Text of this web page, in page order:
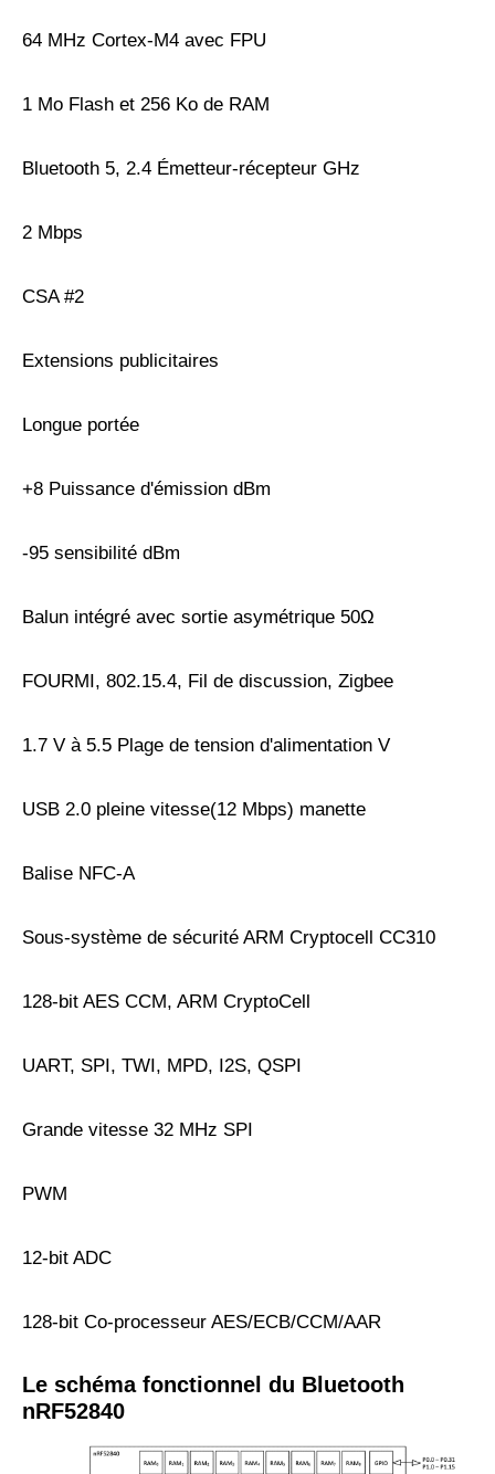
64 MHz Cortex-M4 avec FPU
1 Mo Flash et 256 Ko de RAM
Bluetooth 5, 2.4 Émetteur-récepteur GHz
2 Mbps
CSA #2
Extensions publicitaires
Longue portée
+8 Puissance d'émission dBm
-95 sensibilité dBm
Balun intégré avec sortie asymétrique 50Ω
FOURMI, 802.15.4, Fil de discussion, Zigbee
1.7 V à 5.5 Plage de tension d'alimentation V
USB 2.0 pleine vitesse(12 Mbps) manette
Balise NFC-A
Sous-système de sécurité ARM Cryptocell CC310
128-bit AES CCM, ARM CryptoCell
UART, SPI, TWI, MPD, I2S, QSPI
Grande vitesse 32 MHz SPI
PWM
12-bit ADC
128-bit Co-processeur AES/ECB/CCM/AAR
Le schéma fonctionnel du Bluetooth
nRF52840